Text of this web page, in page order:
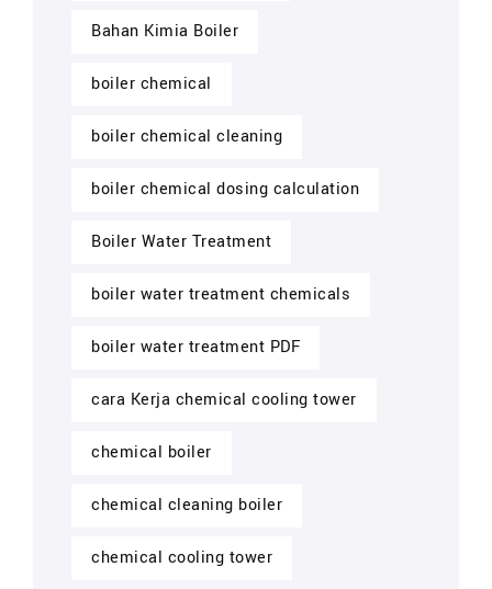
Bahan Kimia Boiler
boiler chemical
boiler chemical cleaning
boiler chemical dosing calculation
Boiler Water Treatment
boiler water treatment chemicals
boiler water treatment PDF
cara Kerja chemical cooling tower
chemical boiler
chemical cleaning boiler
chemical cooling tower